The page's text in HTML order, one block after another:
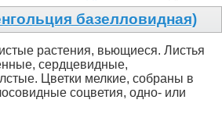
базелловидная)
растения, вьющиеся. Листья
сердцевидные,
Цветки мелкие, собраны в
соцветия, одно- или